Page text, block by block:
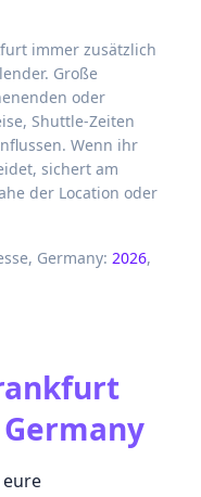
immer zusätzlich
Große
oder
Shuttle-Zeiten
Wenn ihr
sichert am
der Location oder
Germany: 2026,